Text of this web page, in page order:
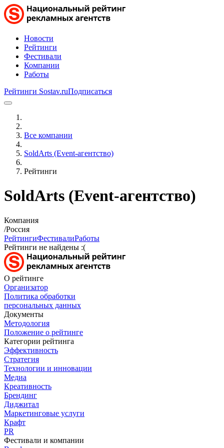
Новости
Рейтинги
Фестивали
Компании
Работы
Рейтинги Sostav.ruПодписаться
Все компании
SoldArts (Event-агентство)
Рейтинги
SoldArts (Event-агентство)
Компания
/Россия
РейтингиФестивалиРаботы
Рейтинги не найдены :(
О рейтинге
Организатор
Политика обработки
персональных данных
Документы
Методология
Положение о рейтинге
Категории рейтинга
Эффективность
Стратегия
Технологии и инновации
Медиа
Креативность
Брендинг
Диджитал
Маркетинговые услуги
Крафт
PR
Фестивали и компании